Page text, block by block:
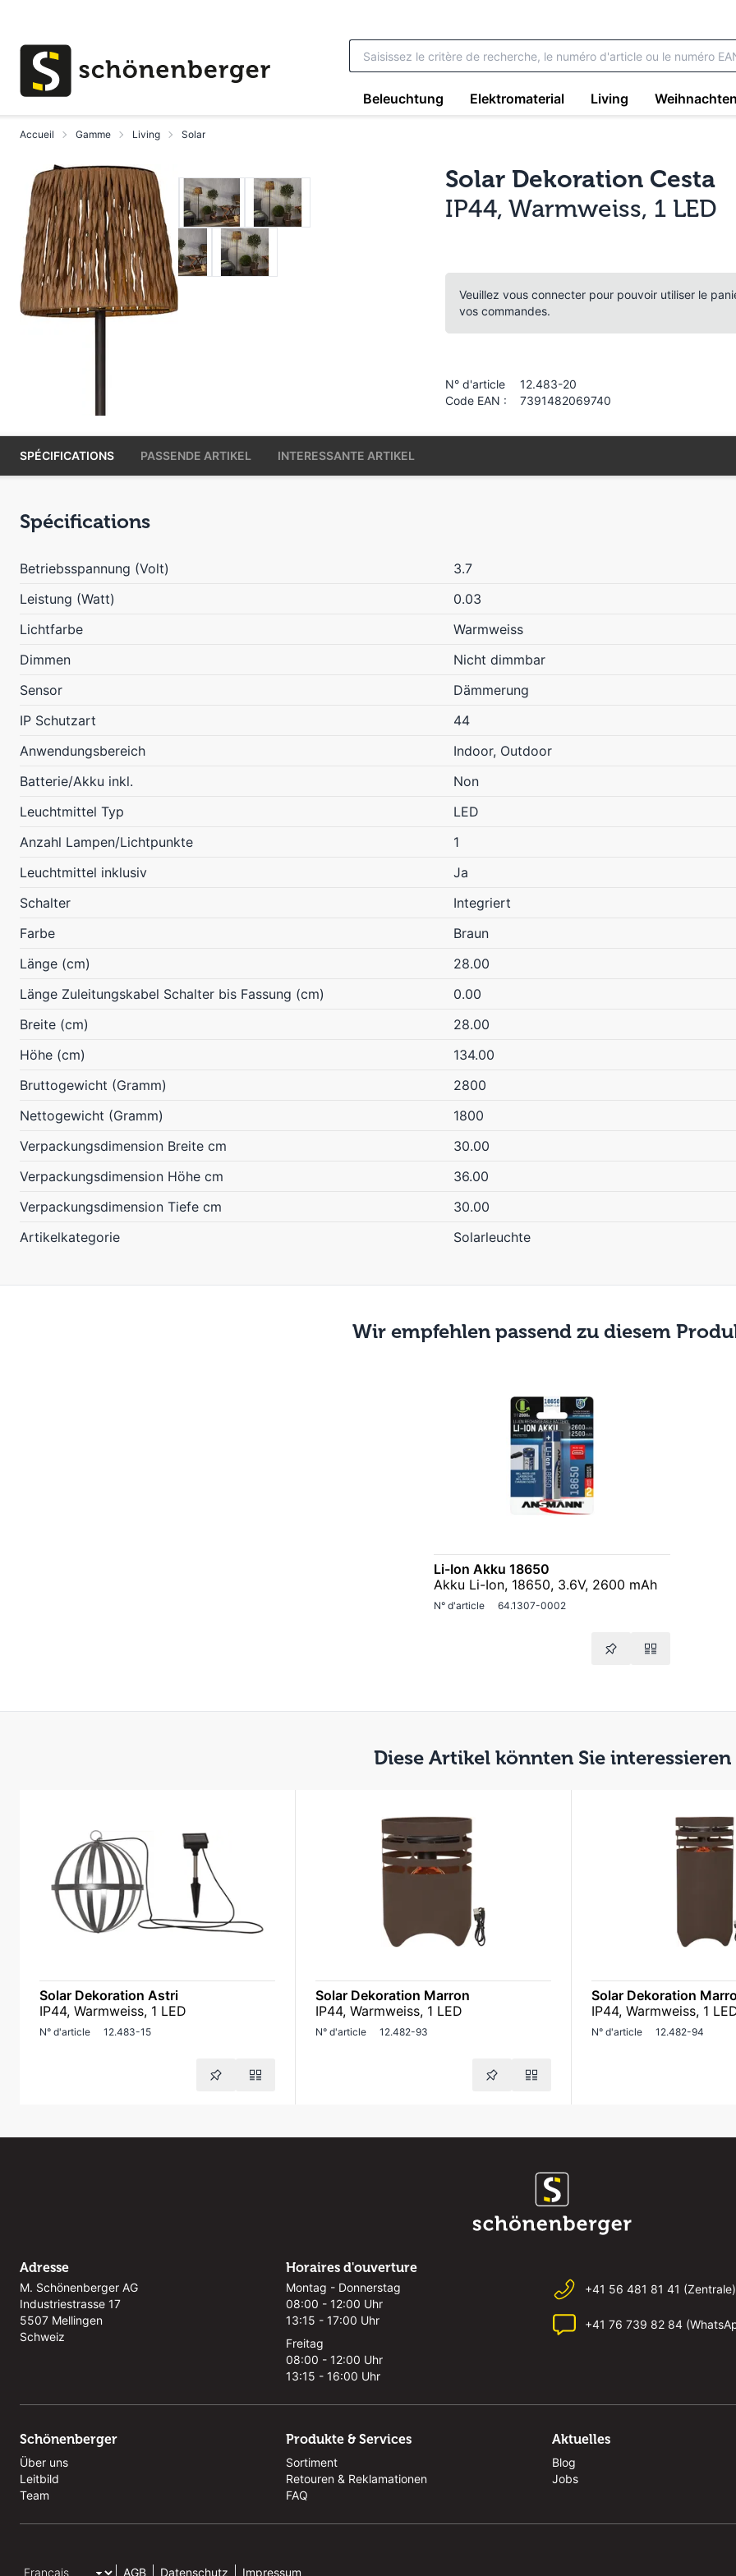
Beleuchtung Elektromaterial Living
Accueil Gamme Living Solar
Solar Dekoration Cesta
IP44, Warmweiss, 1 LED
Veuillez vous connecter pour pouvoir utiliser le
vos commandes.
N° d'article
12.483-20
Code EAN :
7391482069740
SPÉCIFICATIONS PASSENDE ARTIKEL INTERESSANTE ARTIKEL
Spécifications
Betriebsspannung (Volt)
3.7
Leistung (Watt)
0.03
Lichtfarbe
Warmweiss
Dimmen
Nicht dimmbar
Sensor
Dämmerung
IP Schutzart
44
Anwendungsbereich
Indoor, Outdoor
Batterie/Akku inkl.
Non
Leuchtmittel Typ
LED
Anzahl Lampen/Lichtpunkte
1
Leuchtmittel inklusiv
Ja
Schalter
Integriert
Farbe
Braun
Länge (cm)
28.00
Länge Zuleitungskabel Schalter bis Fassung (cm)
0.00
Breite (cm)
28.00
Höhe (cm)
134.00
Bruttogewicht (Gramm)
2800
Nettogewicht (Gramm)
1800
Verpackungsdimension Breite cm
30.00
Verpackungsdimension Höhe cm
36.00
Verpackungsdimension Tiefe cm
30.00
Artikelkategorie
Solarleuchte
Wir empfehlen passend zu diesem
Li-Ion Akku 18650
Akku Li-Ion, 18650, 3.6V, 2600 mAh
N° d'article 64.1307-0002
Diese Artikel könnten Sie interessieren
Solar Dekoration Astri
IP44, Warmweiss, 1 LED
N° d'article 12.483-15
Solar Dekoration Marron
IP44, Warmweiss, 1 LED
N° d'article 12.482-93
Solar Dekoration
IP44, Warmweiss, 1
N° d'article 12.482-94
Adresse
M. Schönenberger AG
Industriestrasse 17
5507 Mellingen
Schweiz
Horaires d'ouverture
Montag - Donnerstag
08:00 - 12:00 Uhr
13:15 - 17:00 Uhr
Freitag
08:00 - 12:00 Uhr
13:15 - 16:00 Uhr
+41 56 481 81 41 (Zentrale)
+41 76 739 82 84
Schönenberger
Über uns
Leitbild
Team
Produkte & Services
Sortiment
Retouren & Reklamationen
FAQ
Aktuelles
Blog
Jobs
AGB Datenschutz Impressum